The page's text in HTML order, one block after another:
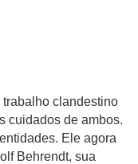
clandestino
cuidados de ambos.
Ele agora
Behrendt, sua